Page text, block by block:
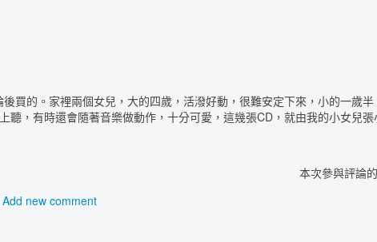
買的。家裡兩個女兒，大的四歲，活潑好動，很難安定下來，小的一
聽，有時還會隨著音樂做動作，十分可愛，這幾張CD，就由我的小女兒張
本次參與評論
Add new comment